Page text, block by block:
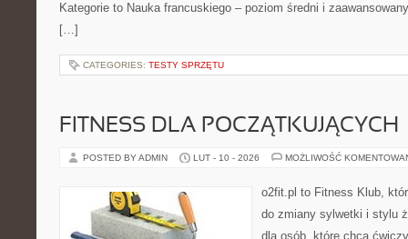
Kategorie to Nauka francuskiego – poziom średni i
[…]
CATEGORIES: TESTY SPRZĘTU
FITNESS DLA POCZĄTKUJĄCYCH
POSTED BY ADMIN LUT - 10 - 2026 MOŻLIWOŚĆ
o2fit.pl to Fitness Klub,
do zmiany sylwetki i stylu
dla osób, które chcą